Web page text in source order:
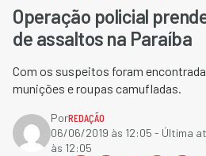
Operação policial
de assaltos na Paraíba
Com os suspeitos foram
munições e roupas camufladas.
PorREDAÇÃO
06/06/2019 às 12:05 - Última
às 12:05